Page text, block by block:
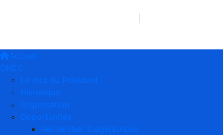
Accueil
ONEC
Le mot du Président
Historique
Organisation
Opportunités
Rechercher Stage/Emploi